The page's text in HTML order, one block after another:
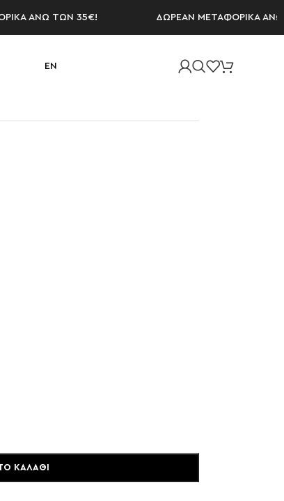
ΑΝΩ ΤΩΝ 35€! ΔΩΡΕΑΝ ΜΕΤΑΦΟΡΙΚΑ ΑΝΩ ΤΩΝ
EN
ΚΑΛΆΘΙ